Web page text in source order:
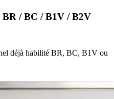
BR / BC / B1V / B2V
déjà habilité BR, BC, B1V ou